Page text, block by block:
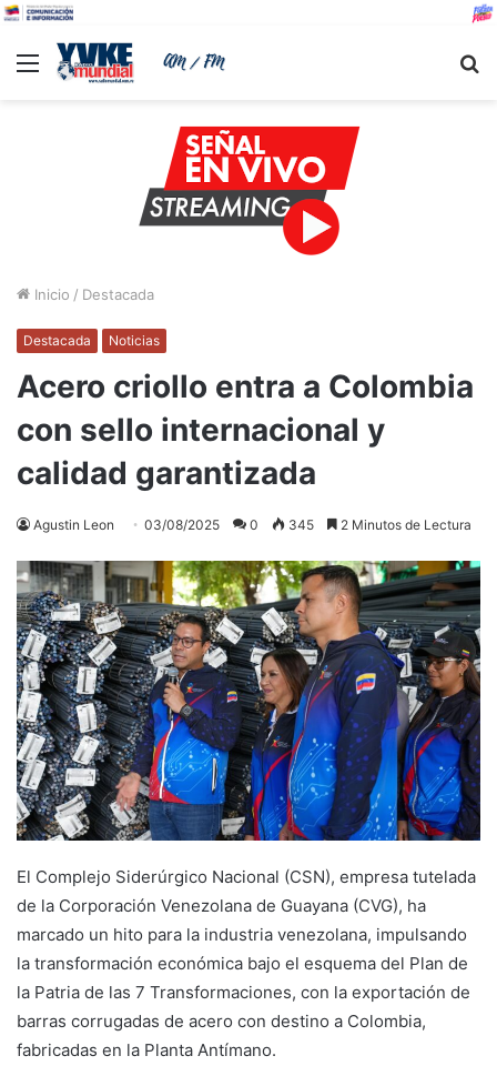
Menu
Inicio / Destacada
Destacada Noticias
Acero criollo entra a Colombia
con sello internacional y
calidad garantizada
Agustin Leon 03/08/2025 0 345 2 Minutos de Lectura
El Complejo Siderúrgico Nacional (CSN), empresa tutelada
de la Corporación Venezolana de Guayana (CVG), ha
marcado un hito para la industria venezolana, impulsando
la transformación económica bajo el esquema del Plan de
la Patria de las 7 Transformaciones, con la exportación de
barras corrugadas de acero con destino a Colombia,
fabricadas en la Planta Antímano.